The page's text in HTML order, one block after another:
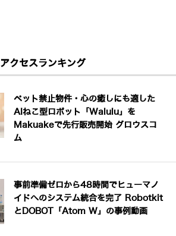
アクセスランキング
ペット禁止物件・心の癒しにも適した
AIねこ型ロボット「Walulu」を
Makuakeで先行販売開始 グロウスコ
ム
事前準備ゼロから48時間でヒューマノ
イドへのシステム統合を完了 Robotkit
とDOBOT「Atom W」の事例動画